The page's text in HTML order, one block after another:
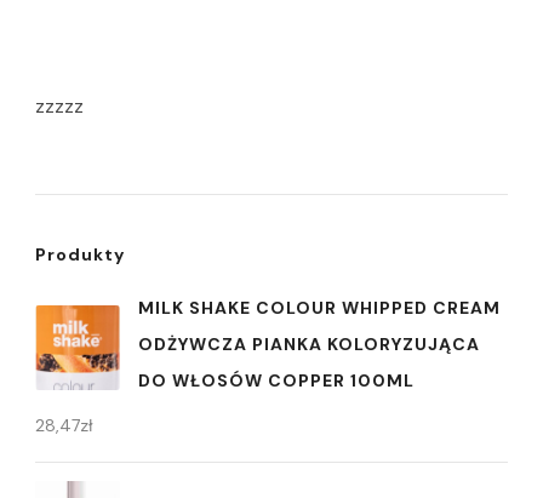
zzzzz
Produkty
MILK SHAKE COLOUR WHIPPED CREAM
ODŻYWCZA PIANKA KOLORYZUJĄCA
DO WŁOSÓW COPPER 100ML
28,47zł